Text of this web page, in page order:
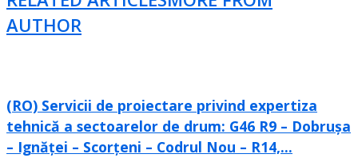
AUTHOR
(RO) Servicii de proiectare privind expertiza
tehnică a sectoarelor de drum: G46 R9 – Dobrușa
– Ignăței – Scorțeni – Codrul Nou – R14,...